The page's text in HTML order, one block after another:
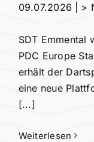
09.07.2026 >
SDT Emmental
PDC Europe
erhält der
eine neue
[...]
Weiterlesen